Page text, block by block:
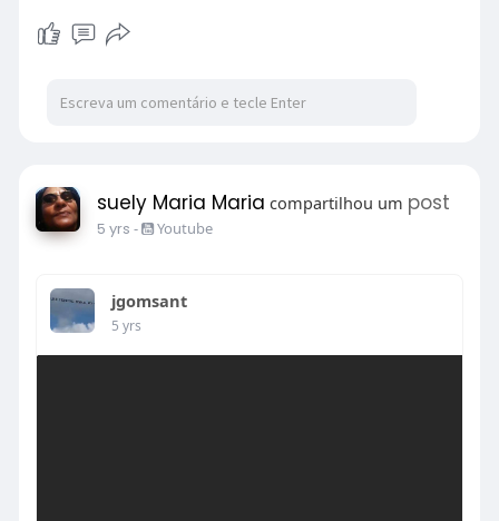
suely Maria Maria compartilhou um post
5 yrs - Youtube
jgomsant
5 yrs